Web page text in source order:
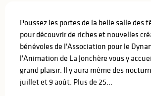
Poussez les portes de la belle salle des
pour découvrir de riches et nouvelles
bénévoles de l'Association pour le
l'Animation de La Jonchère vous y
grand plaisir. Il y aura même des
juillet et 9 août. Plus de 25...